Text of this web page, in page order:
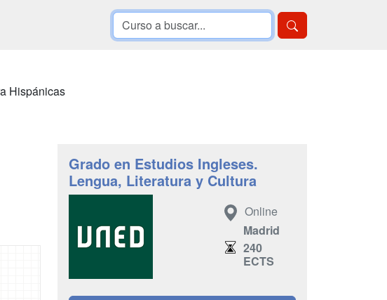
Hispánicas
Grado en Estudios Ingleses.
Lengua, Literatura y Cultura
Online
Madrid
240
ECTS